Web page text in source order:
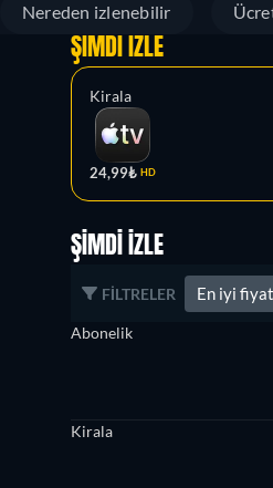
Nereden izlenebilir
ŞIMDI İZLE
Kirala
24,99₺ HD
ŞIMDI İZLE
FILTRELER En iyi
Abonelik
Kirala